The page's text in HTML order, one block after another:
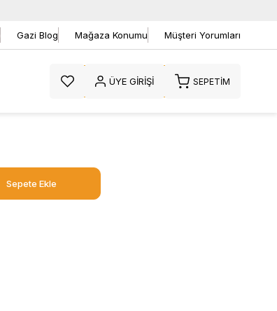
Gazi Blog Mağaza Konumu Müşteri Yorumları
ÜYE GIRIŞI SEPETIM